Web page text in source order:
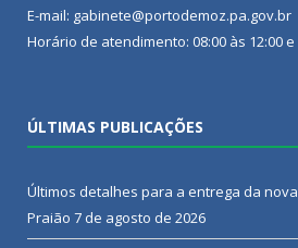
E-mail: gabinete@portodemoz.pa.gov.br
Horário de atendimento: 08:00 às 12:00 e
ÚLTIMAS PUBLICAÇÕES
Últimos detalhes para a entrega da
Praião 7 de agosto de 2026